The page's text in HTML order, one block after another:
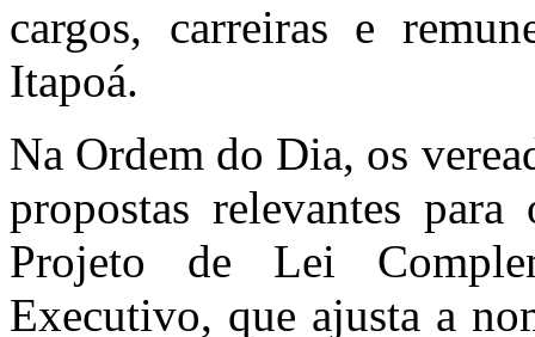
cargos, carreiras e
Itapoá.
Na Ordem do Dia, os
propostas relevantes
Projeto de Lei
Executivo, que ajusta a